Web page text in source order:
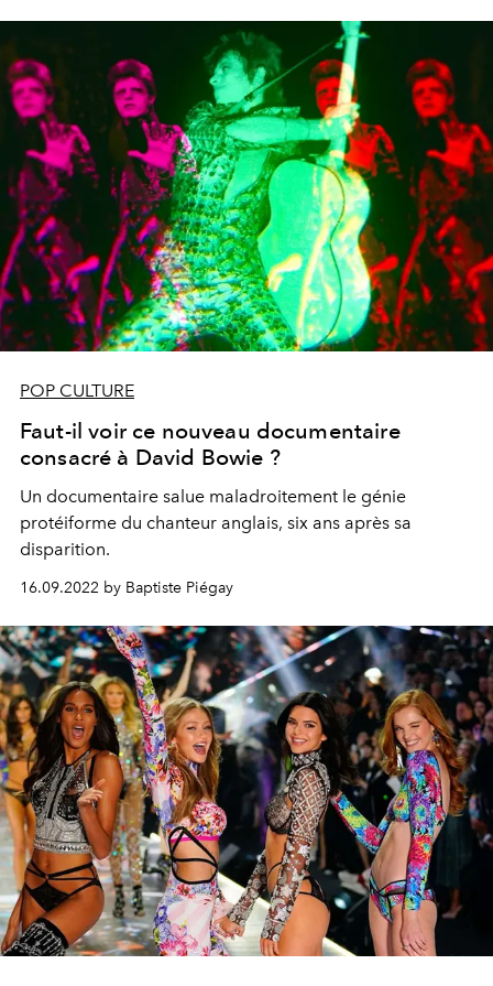
POP CULTURE
Faut-il voir ce nouveau documentaire
consacré à David Bowie ?
Un documentaire salue maladroitement le génie
protéiforme du chanteur anglais, six ans après sa
disparition.
16.09.2022 by Baptiste Piégay